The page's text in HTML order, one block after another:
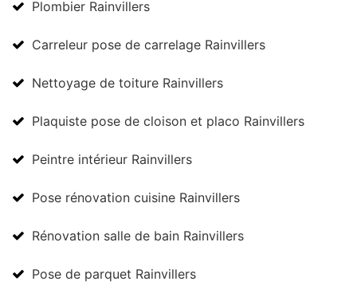
Plombier Rainvillers
Carreleur pose de carrelage Rainvillers
Nettoyage de toiture Rainvillers
Plaquiste pose de cloison et placo Rainvillers
Peintre intérieur Rainvillers
Pose rénovation cuisine Rainvillers
Rénovation salle de bain Rainvillers
Pose de parquet Rainvillers